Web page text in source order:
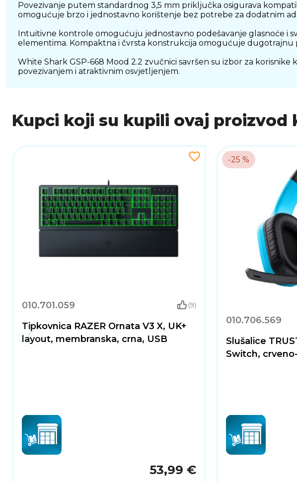
Povezivanje putem standardnog 3,5 mm priključka osigurava
omogućuje brzo i jednostavno korištenje bez potrebe za dodatnim
Intuitivne kontrole omogućuju jednostavno podešavanje glasnoće i
elementima. Kompaktna i čvrsta konstrukcija omogućuje
White Shark GSP-668 Mood 2.2 zvučnici savršen su izbor za
povezivanjem i atraktivnim osvjetljenjem.
Kupci koji su kupili ovaj proizvod
010.701.059 (9)
Tipkovnica RAZER Ornata V3 X, UK+
layout, membranska, crna, USB
53,99 €
-25 %
010.706.569
Slušalice
Switch,